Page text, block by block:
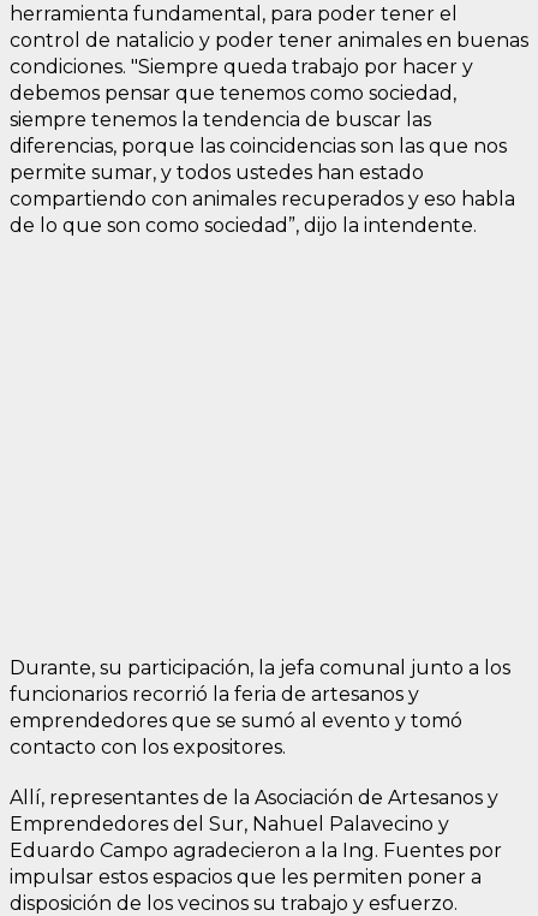
herramienta fundamental, para poder tener el
control de natalicio y poder tener animales en buenas
condiciones. "Siempre queda trabajo por hacer y
debemos pensar que tenemos como sociedad,
siempre tenemos la tendencia de buscar las
diferencias, porque las coincidencias son las que nos
permite sumar, y todos ustedes han estado
compartiendo con animales recuperados y eso habla
de lo que son como sociedad”, dijo la intendente.
Durante, su participación, la jefa comunal junto a los
funcionarios recorrió la feria de artesanos y
emprendedores que se sumó al evento y tomó
contacto con los expositores.
Allí, representantes de la Asociación de Artesanos y
Emprendedores del Sur, Nahuel Palavecino y
Eduardo Campo agradecieron a la Ing. Fuentes por
impulsar estos espacios que les permiten poner a
disposición de los vecinos su trabajo y esfuerzo.